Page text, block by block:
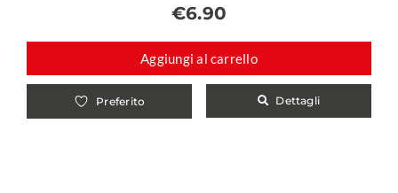
€6.90
Aggiungi al carrello
Preferito Dettagli